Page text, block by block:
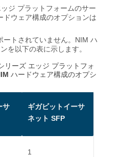
ッジ プラットフォームのサー
ドウェア構成のオプションは
トされていません。 NIM ハ
を以下の表に示します。
リーズ エッジ プラットフォ
ハードウェア構成のオプシ
サ
ギガビットイーサ
ネット SFP
1